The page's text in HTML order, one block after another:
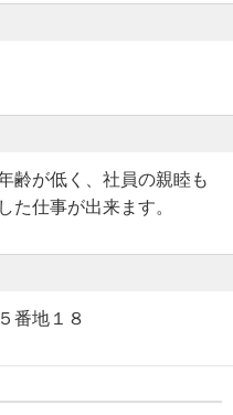
齢が低く、社員の親睦も
た仕事が出来ます。
番地１８